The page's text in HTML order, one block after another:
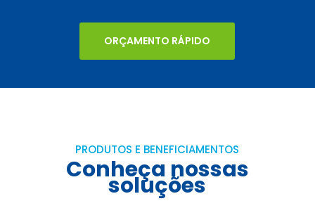
ORÇAMENTO RÁPIDO
PRODUTOS E BENEFICIAMENTOS
Conheça nossas
soluções